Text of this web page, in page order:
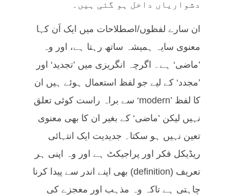
دشواریاں داخل ہو گئی ہیں۔
ان سارے لفظوں/اصطلاحات میں ایک اَن کہا
معنوی سایہ ہمیشہ ساتھ رہتا ہے، اور وہ
’ماضی‘ ہے۔ اگرچہ انگریزی میں ’تجدید‘ اور
’مجدد‘ کے لیے جو لفظ استعمال ہوئے ہیں ان
کا لفظ ’modern‘ سے براہ راست کوئی تعلق
نہیں لیکن ’ماضی‘ کے بغیر ان کا بھی معنوی
تعین نہیں ہو سکتا۔ جدیدیت ایک انتہائی
ریڈیکل فکر اور پراجیکٹ ہے اور وہ اپنی ہر
تعریف (definition) بھی اپنے اندر سے پیدا کرنا
چاہتی ہے تاکہ وہ مذہب اور معجزے کی